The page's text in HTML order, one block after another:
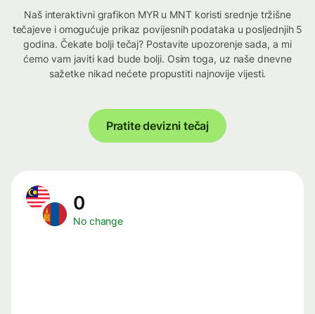
Naš interaktivni grafikon MYR u MNT koristi srednje tržišne
tečajeve i omogućuje prikaz povijesnih podataka u posljednjih 5
godina. Čekate bolji tečaj? Postavite upozorenje sada, a mi
ćemo vam javiti kad bude bolji. Osim toga, uz naše dnevne
sažetke nikad nećete propustiti najnovije vijesti.
Pratite devizni tečaj
0
No change